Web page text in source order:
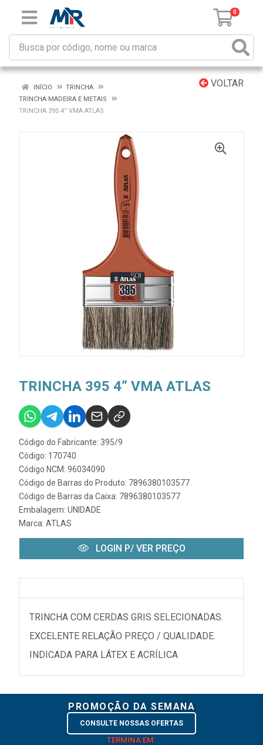
0
VOLTAR
INÍCIO
TRINCHA
TRINCHA MADEIRA E METAIS
TRINCHA 395 4” VMA ATLAS
TRINCHA 395 4” VMA ATLAS
Código do Fabricante: 395/9
Código: 170740
Código NCM: 96034090
Código de Barras do Produto: 7896380103577
Código de Barras da Caixa: 7896380103577
Embalagem: UNIDADE
Marca: ATLAS
LOGIN P/ VER PREÇO
TRINCHA COM CERDAS GRIS SELECIONADAS.
EXCELENTE RELAÇÃO PREÇO / QUALIDADE.
INDICADA PARA LÁTEX E ACRÍLICA
PROMOÇÃO DA SEMANA
CONSULTE NOSSAS OFERTAS
TERMINA EM: